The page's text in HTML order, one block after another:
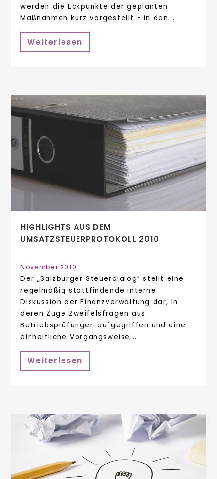
werden die Eckpunkte der geplanten
Maßnahmen kurz vorgestellt - in den...
Weiterlesen
HIGHLIGHTS AUS DEM
UMSATZSTEUERPROTOKOLL 2010
November 2010
Der „Salzburger Steuerdialog“ stellt eine
regelmäßig stattfindende interne
Diskussion der Finanzverwaltung dar, in
deren Zuge Zweifelsfragen aus
Betriebsprüfungen aufgegriffen und eine
einheitliche Vorgangsweise...
Weiterlesen